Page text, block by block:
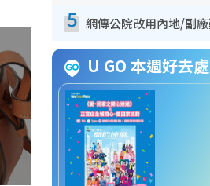
5
U GO 本週好去處